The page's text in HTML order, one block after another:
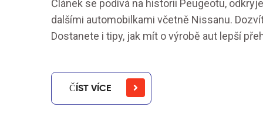
Článek se podívá na historii Peugeotu,
dalšími automobilkami včetně Nissanu.
Dostanete i tipy, jak mít o výrobě aut lepší
ČÍST VÍCE